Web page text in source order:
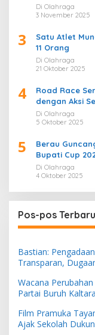
Di Olahraga
3 November 2025
3
Satu Atlet
11 Orang
Di Olahraga
21 Oktober 2025
4
Road Race
dengan Aksi
Di Olahraga
5 Oktober 2025
5
Berau
Bupati Cup
Permanen 2026
Di Olahraga
4 Oktober 2025
Pos-pos Terbaru
Bastian:
Transparan,
Wacana
Partai Buruh
Film Pramuka
Ajak Sekolah